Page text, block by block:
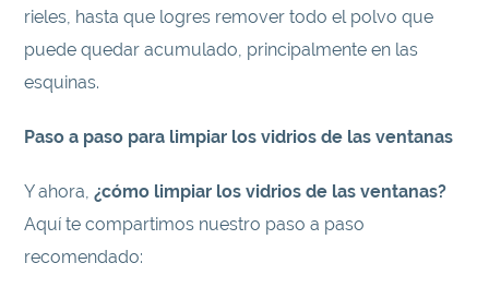
rieles, hasta que logres remover todo el polvo que
puede quedar acumulado, principalmente en las
esquinas.
Paso a paso para limpiar los vidrios de las ventanas
Y ahora, ¿cómo limpiar los vidrios de las ventanas?
Aquí te compartimos nuestro paso a paso
recomendado: